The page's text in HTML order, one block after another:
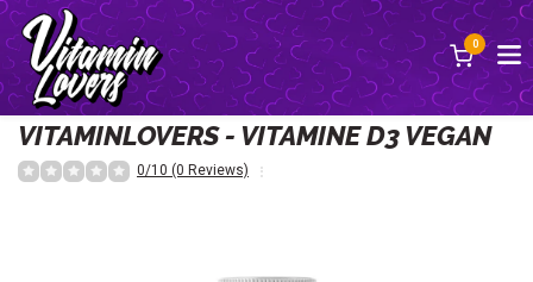
0
Terug
VITAMINLOVERS - VITAMINE D3 VEGAN
0/10 (0 Reviews)